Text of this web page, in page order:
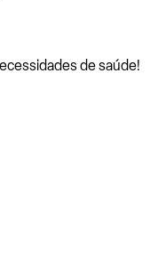
de saúde!